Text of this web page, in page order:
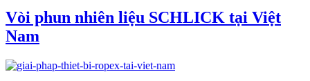
Vòi phun nhiên liệu SCHLICK tại Việt
Nam